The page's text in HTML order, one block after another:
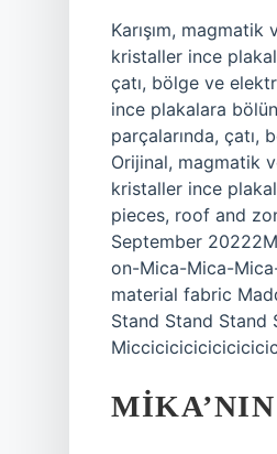
Karışım,
kristaller ince
çatı, bölge ve
ince plakalara
parçalarında, çatı,
Orijinal, magmatik
kristaller ince
pieces, roof and
September
on-Mica-Mica-
material fabric
Stand Stand